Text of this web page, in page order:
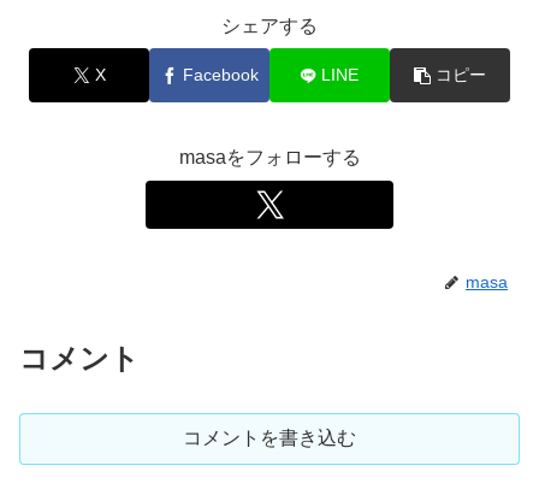
シェアする
X Facebook LINE コピー
masaをフォローする
masa
コメント
コメントを書き込む